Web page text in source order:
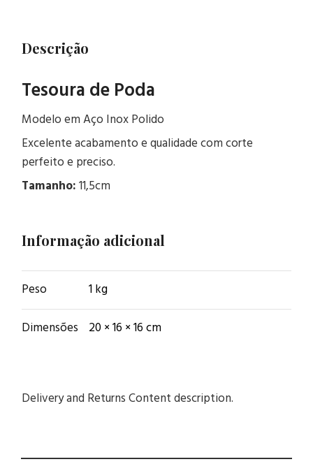
Descrição
Tesoura de Poda
Modelo em Aço Inox Polido
Excelente acabamento e qualidade com corte
perfeito e preciso.
Tamanho:11,5cm
Informação adicional
Peso 1 kg
Dimensões 20 × 16 × 16 cm
Delivery and Returns Content description.